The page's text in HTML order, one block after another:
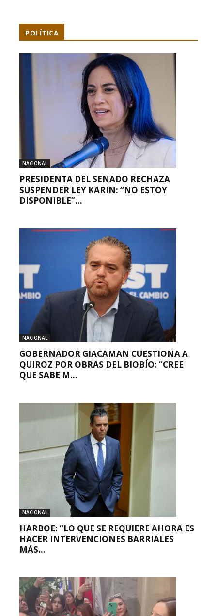
POLÍTICA
NACIONAL
PRESIDENTA DEL SENADO RECHAZA
SUSPENDER LEY KARIN: “NO ESTOY
DISPONIBLE”...
NACIONAL
GOBERNADOR GIACAMAN CUESTIONA A
QUIROZ POR OBRAS DEL BIOBÍO: “CREE
QUE SABE M...
NACIONAL
HARBOE: “LO QUE SE REQUIERE AHORA ES
HACER INTERVENCIONES BARRIALES
MÁS...